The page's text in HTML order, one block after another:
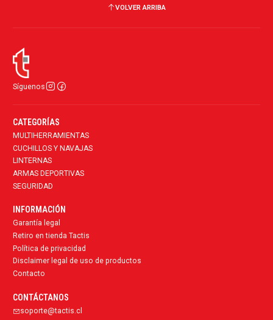
VOLVER ARRIBA
Síguenos
CATEGORÍAS
MULTIHERRAMIENTAS
CUCHILLOS Y NAVAJAS
LINTERNAS
ARMAS DEPORTIVAS
SEGURIDAD
INFORMACIÓN
Garantía legal
Retiro en tienda Tactis
Política de privacidad
Disclaimer legal de uso de productos
Contacto
CONTÁCTANOS
soporte@tactis.cl